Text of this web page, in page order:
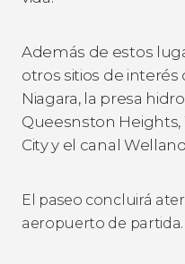
Además de estos
otros sitios de
Niagara, la presa
Queesnston Heights,
City y el canal
El paseo concluirá
aeropuerto de partida.